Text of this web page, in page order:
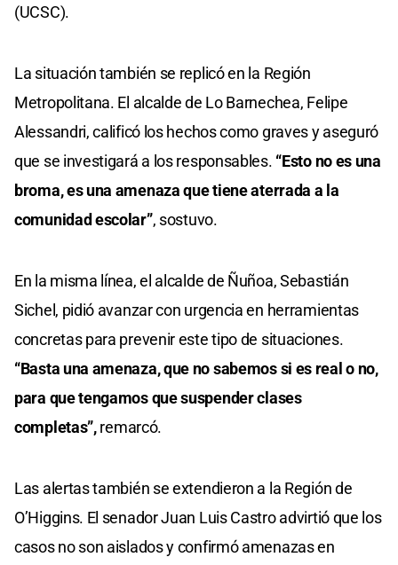
(UCSC).
La situación también se replicó en la Región
Metropolitana. El alcalde de Lo Barnechea, Felipe
Alessandri, calificó los hechos como graves y aseguró
que se investigará a los responsables. “Esto no es una
broma, es una amenaza que tiene aterrada a la
comunidad escolar”, sostuvo.
En la misma línea, el alcalde de Ñuñoa, Sebastián
Sichel, pidió avanzar con urgencia en herramientas
concretas para prevenir este tipo de situaciones.
“Basta una amenaza, que no sabemos si es real o no,
para que tengamos que suspender clases
completas”,remarcó.
Las alertas también se extendieron a la Región de
O’Higgins. El senador Juan Luis Castro advirtió que los
casos no son aislados y confirmó amenazas en